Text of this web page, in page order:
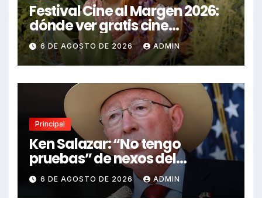
Festival Cine al Margen 2026:
dónde ver gratis cine
mexicano independiente en
CDMX y en línea
6 DE AGOSTO DE 2026 ADMIN
Principal
Ken Salazar: “No tengo
pruebas” de nexos del
Gobierno de México con el
narco
6 DE AGOSTO DE 2026 ADMIN